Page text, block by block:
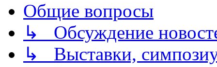
Общие вопросы
↳ Обсуждение
↳ Выставки,